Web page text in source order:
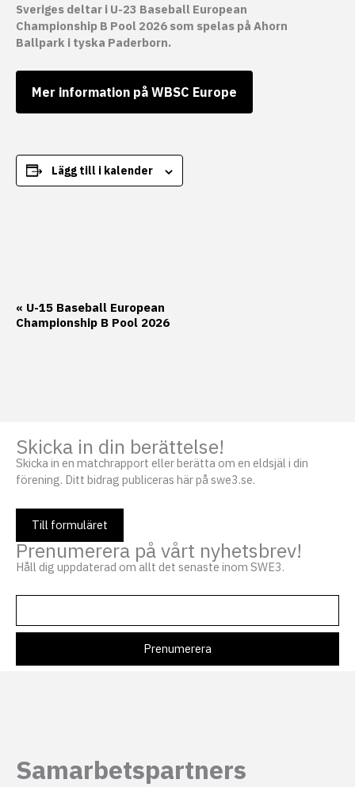
Sveriges deltar i U-23 Baseball European
Championship B Pool 2026 som spelas på Ahorn
Ballpark i tyska Paderborn.
Mer information på WBSC Europe
Lägg till i kalender
Evenemang-
navigering
« U-15 Baseball European
Championship B Pool 2026
Skicka in din berättelse!
Skicka in en matchrapport eller berätta om en eldsjäl i din
förening. Ditt bidrag publiceras här på swe3.se.
Till formuläret
Prenumerera på vårt nyhetsbrev!
Håll dig uppdaterad om allt det senaste inom SWE3.
Samarbetspartners